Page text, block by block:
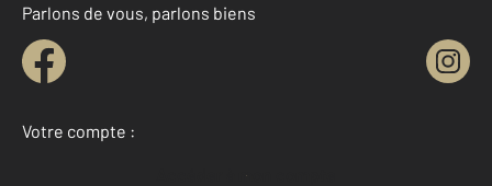
Parlons de vous, parlons biens
Votre compte :
Accéder à mon compte